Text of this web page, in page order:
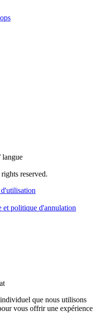
langue
reserved.
et politique d'annulation
que nous utilisons
vous offrir une expérience